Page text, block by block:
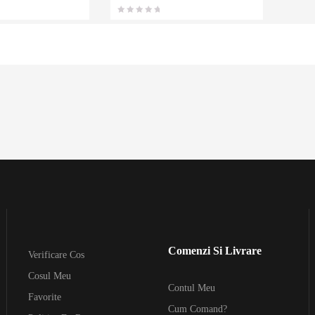
Verificare Cos
Cosul Meu
Favorite
Comenzi Si Livrare
Contul Meu
Cum Comand?